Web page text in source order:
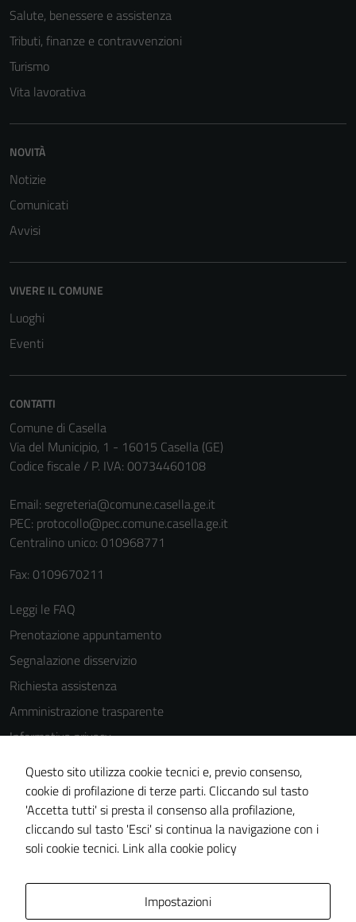
Salute, benessere e assistenza
Tributi, finanze e contravvenzioni
Turismo
Vita lavorativa
NOVITÀ
Notizie
Comunicati
Avvisi
VIVERE IL COMUNE
Luoghi
Eventi
CONTATTI
Comune di Casella
Via del Municipio, 1 - 16015 Casella (GE)
Codice fiscale / P. IVA: 00734460108
Email: segreteria@comune.casella.ge.it
PEC: protocollo@pec.comune.casella.ge.it
Centralino unico: 010968771
Fax: 0109670211
Leggi le FAQ
Prenotazione appuntamento
Segnalazione disservizio
Richiesta assistenza
Amministrazione trasparente
Informativa privacy
Cookie Policy
Note legali
Dichiarazione di accessibilità
Piano di miglioramento del sito
Questo sito utilizza cookie tecnici e, previo consenso,
cookie di profilazione di terze parti. Cliccando sul tasto
'Accetta tutti' si presta il consenso alla profilazione,
cliccando sul tasto 'Esci' si continua la navigazione con i
soli cookie tecnici. Link alla cookie policy
Impostazioni
del sito e non
Questi cookie
non raccolgono
personali.
dettagli) e
essere
utilizzati
anche per la
profilazione.
La
di questi
cookies può